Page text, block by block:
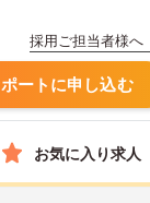
採用ご担当者様へ
ートに申し込む
お気に入り求人